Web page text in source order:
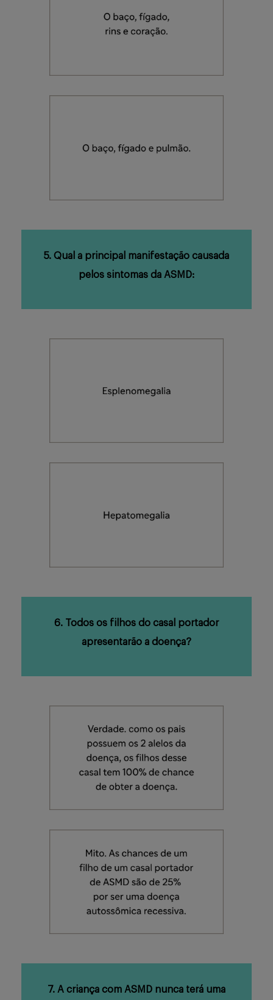
5. Qual a principal manifestação causada
pelos sintomas da ASMD:
6. Todos os filhos do casal portador
apresentarão a doença?
7. A criança com ASMD nunca terá uma